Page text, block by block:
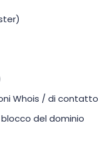
Whois / di contatto
del dominio